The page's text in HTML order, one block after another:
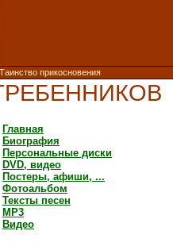
прикосновения
Главная
Биография
Персональные диски
DVD, видео
Постеры, афиши, ...
Фотоальбом
Тексты песен
MP3
Видео